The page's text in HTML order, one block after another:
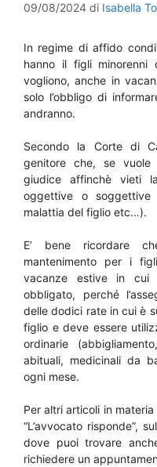
09/08/2024 di Isabella
In regime di affido
hanno il figli minorenni
vogliono, anche in
solo l’obbligo di
andranno.
Secondo la Corte di
genitore che, se
giudice affinchè vieti
oggettive o soggettive
malattia del figlio etc…).
E’ bene ricordare
mantenimento per i
vacanze estive in
obbligato, perché
delle dodici rate in cui è
figlio e deve essere
ordinarie
abituali, medicinali da
ogni mese.
Per altri articoli in
“L’avvocato risponde”,
dove puoi trovare
richiedere un